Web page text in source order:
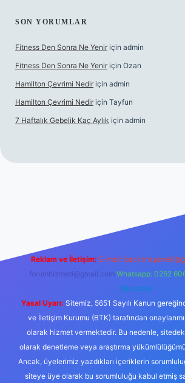
SON YORUMLAR
Fitness Den Sonra Ne Yenir için admin
Fitness Den Sonra Ne Yenir için Ozan
Hamilton Çevrimi Nedir için admin
Hamilton Çevrimi Nedir için Tayfun
7 Haftalık Gebelik Kaç Aylık için admin
Reklam ve İletişim: E-mail:
forumhizmeti@gmail.com Whatsapp: 0262
@karabul
Yasal Uyarı: Sitemiz, 5651 Sayılı Kanun
ve İletişim Kurumu (BTK) tarafından
olarak hizmet vermektedir. Bu nedenle,
olarak denetleme veya araştırma
Ancak, üyelerimiz yazdıkları içeriklerin
siteye üye olarak bu sorumluluğu kabul etmiş